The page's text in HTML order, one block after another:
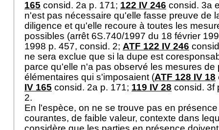
165 consid. 2a p. 171; 122 IV 246 consid. 3a
n'est pas nécessaire qu'elle fasse preuve de
diligence et qu'elle recoure à toutes les
possibles (arrêt 6S.740/1997 du 18 février
1998 p. 457, consid. 2; ATF 122 IV 246
ne sera exclue que si la dupe est
parce qu'elle n'a pas observé les mesures de
élémentaires qui s'imposaient (ATF 128 IV 18
IV 165 consid. 2a p. 171; 119 IV 28 consid. 3f
2.
En l'espèce, on ne se trouve pas en
courantes, de faible valeur, contexte dans